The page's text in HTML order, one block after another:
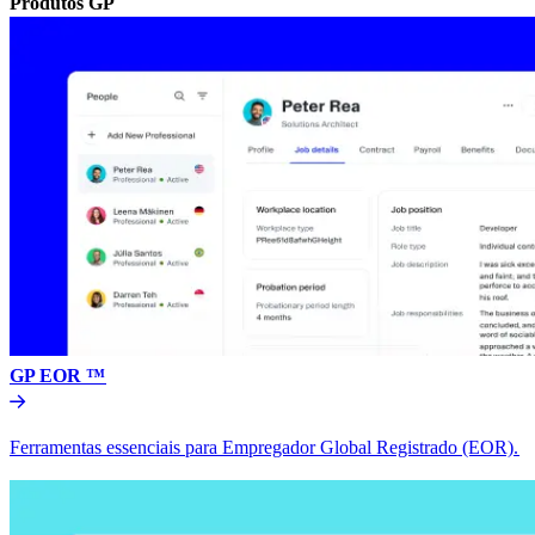
GP EOR ™​​
Ferramentas essenciais para Empregador Global Registrado (EOR).​​